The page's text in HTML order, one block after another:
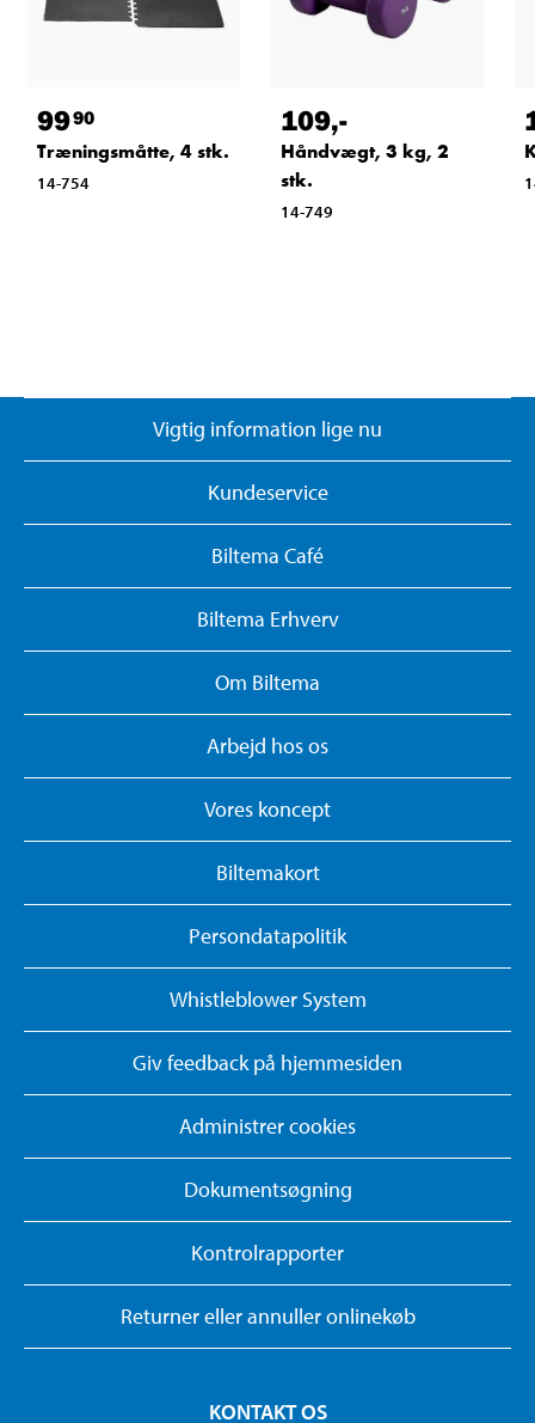
9990
Træningsmåtte, 4 stk.
14-754
109,-
Håndvægt, 3 kg, 2
stk.
14-749
Vigtig information lige nu
Kundeservice
Biltema Café
Biltema Erhverv
Om Biltema
Arbejd hos os
Vores koncept
Biltemakort
Persondatapolitik
Whistleblower System
Giv feedback på hjemmesiden
Administrer cookies
Dokumentsøgning
Kontrolrapporter
Returner eller annuller onlinekøb
KONTAKT OS